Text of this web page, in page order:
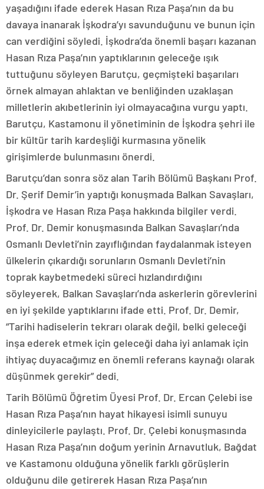
yaşadığını ifade ederek Hasan Rıza Paşa’nın da bu
davaya inanarak İşkodra’yı savunduğunu ve bunun için
can verdiğini söyledi. İşkodra’da önemli başarı kazanan
Hasan Rıza Paşa’nın yaptıklarının geleceğe ışık
tuttuğunu söyleyen Barutçu, geçmişteki başarıları
örnek almayan ahlaktan ve benliğinden uzaklaşan
milletlerin akıbetlerinin iyi olmayacağına vurgu yaptı.
Barutçu, Kastamonu il yönetiminin de İşkodra şehri ile
bir kültür tarih kardeşliği kurmasına yönelik
girişimlerde bulunmasını önerdi.
Barutçu’dan sonra söz alan Tarih Bölümü Başkanı Prof.
Dr. Şerif Demir’in yaptığı konuşmada Balkan Savaşları,
İşkodra ve Hasan Rıza Paşa hakkında bilgiler verdi.
Prof. Dr. Demir konuşmasında Balkan Savaşları’nda
Osmanlı Devleti’nin zayıflığından faydalanmak isteyen
ülkelerin çıkardığı sorunların Osmanlı Devleti’nin
toprak kaybetmedeki süreci hızlandırdığını
söyleyerek, Balkan Savaşları’nda askerlerin görevlerini
en iyi şekilde yaptıklarını ifade etti. Prof. Dr. Demir,
“Tarihi hadiselerin tekrarı olarak değil, belki geleceği
inşa ederek etmek için geleceği daha iyi anlamak için
ihtiyaç duyacağımız en önemli referans kaynağı olarak
düşünmek gerekir” dedi.
Tarih Bölümü Öğretim Üyesi Prof. Dr. Ercan Çelebi ise
Hasan Rıza Paşa’nın hayat hikayesi isimli sunuyu
dinleyicilerle paylaştı. Prof. Dr. Çelebi konuşmasında
Hasan Rıza Paşa’nın doğum yerinin Arnavutluk, Bağdat
ve Kastamonu olduğuna yönelik farklı görüşlerin
olduğunu dile getirerek Hasan Rıza Paşa’nın